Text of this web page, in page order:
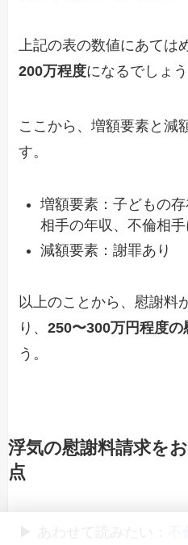
上記の表の数値にあては
200万程度になるでしょう
ここから、増額要素と減
す。
増額要素：子どもの
相手の年収、不倫相
減額要素：謝罪あり
以上のことから、慰謝料
り、250〜300万円程度の
う。
浮気の慰謝料請求を
点